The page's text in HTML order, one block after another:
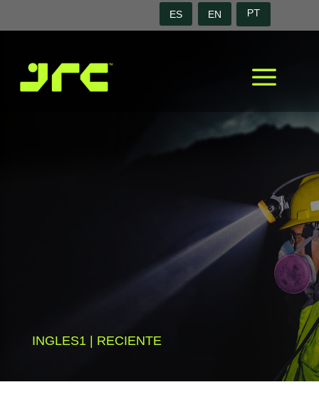
ES EN PT
a
INGLES1| RECIENTE